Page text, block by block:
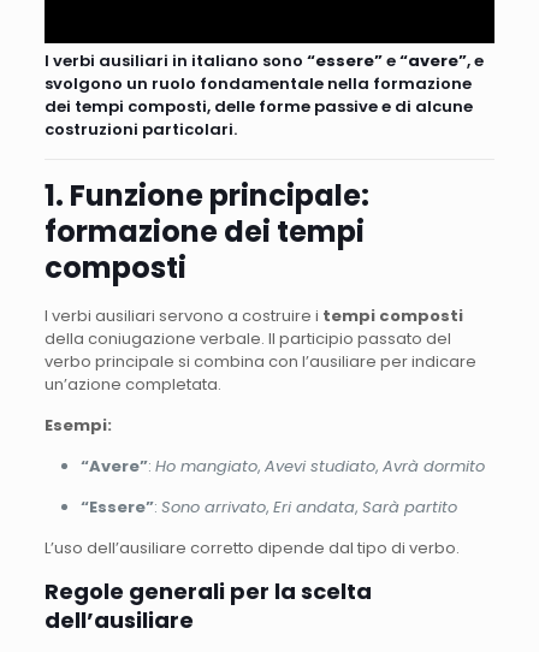
I verbi ausiliari in italiano sono “essere”e“avere”, e
svolgono un ruolo fondamentale nella formazione
dei tempi composti, delle forme passive e di alcune
costruzioni particolari.
1. Funzione principale:
formazione dei tempi
composti
I verbi ausiliari servono a costruire i tempi composti
della coniugazione verbale. Il participio passato del
verbo principale si combina con l’ausiliare per indicare
un’azione completata.
Esempi:
“Avere”: Ho mangiato, Avevi studiato, Avrà dormito
“Essere”: Sono arrivato, Eri andata, Sarà partito
L’uso dell’ausiliare corretto dipende dal tipo di verbo.
Regole generali per la scelta
dell’ausiliare